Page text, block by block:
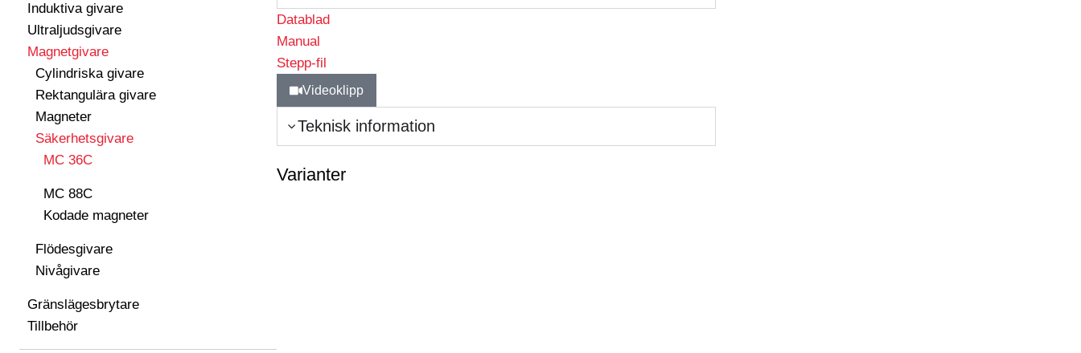
Induktiva givare
Ultraljudsgivare
Magnetgivare
Cylindriska givare
Rektangulära givare
Magneter
Säkerhetsgivare
MC 36C
MC 88C
Kodade magneter
Flödesgivare
Nivågivare
Gränslägesbrytare
Tillbehör
Datablad
Manual
Stepp-fil
Videoklipp
Teknisk information
Varianter